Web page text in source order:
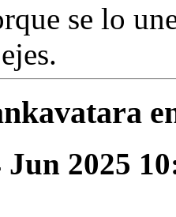
se lo
Jun 2025